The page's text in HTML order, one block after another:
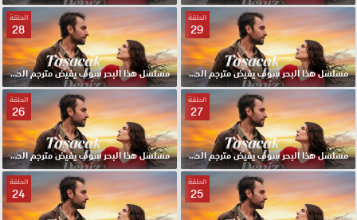
الحلقة
29
مسلسل هذا البحر سوف يفيض مترجم الحلقة 29 HD
الحلقة
28
مسلسل هذا البحر سوف يفيض مترجم الحلقة 28 HD
الحلقة
27
مسلسل هذا البحر سوف يفيض مترجم الحلقة 27 HD
الحلقة
26
مسلسل هذا البحر سوف يفيض مترجم الحلقة 26 HD
الحلقة
25
الحلقة
24